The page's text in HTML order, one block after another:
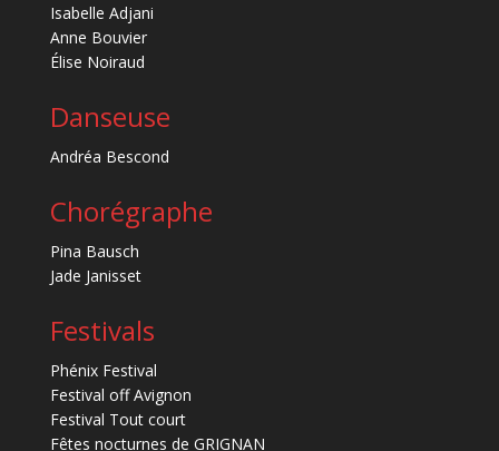
Isabelle Adjani
Anne Bouvier
Élise Noiraud
Danseuse
Andréa Bescond
Chorégraphe
Pina Bausch
Jade Janisset
Festivals
Phénix Festival
Festival off Avignon
Festival Tout court
Fêtes nocturnes de GRIGNAN